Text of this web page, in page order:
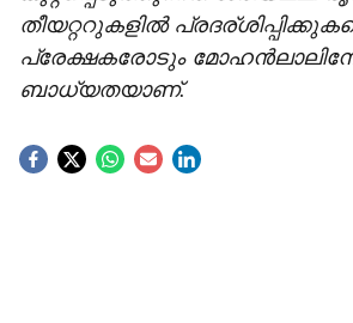
തീയറ്ററുകളിൽ
പ്രേക്ഷകരോടും
ബാധ്യതയാണ്.